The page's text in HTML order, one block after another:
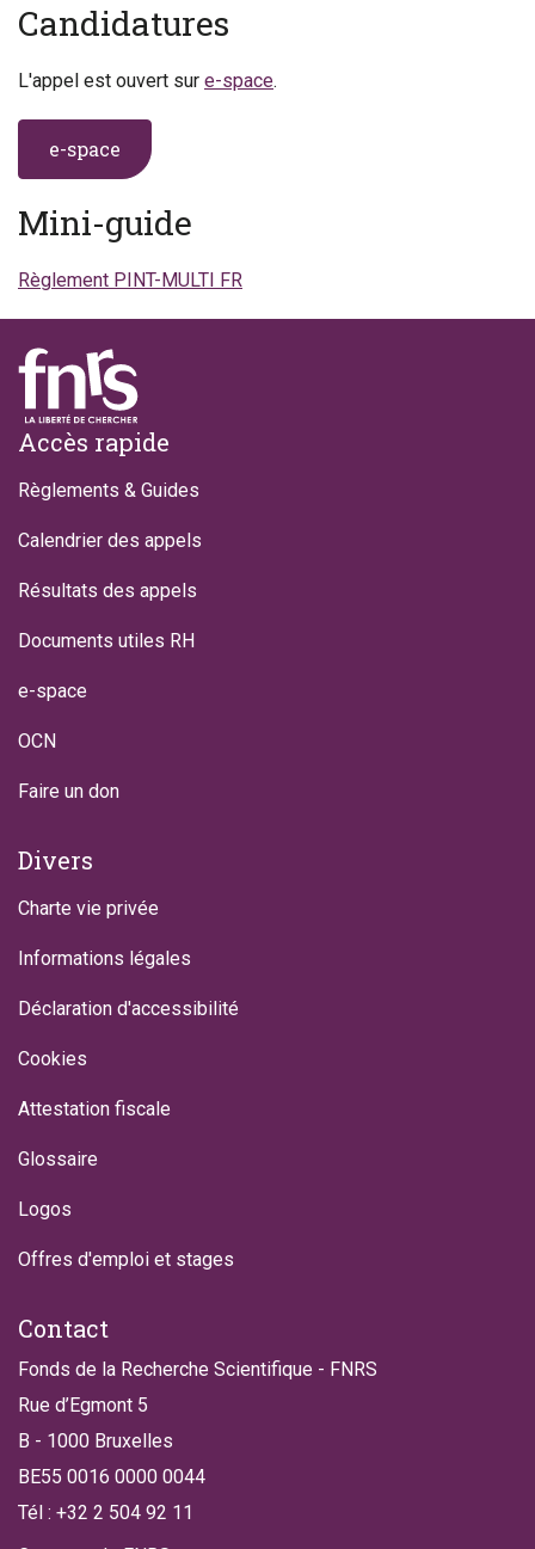
Candidatures
L'appel est ouvert sur e-space.
e-space
Mini-guide
Règlement PINT-MULTI FR
Footer
Accès rapide
Règlements & Guides
Calendrier des appels
Résultats des appels
Documents utiles RH
e-space
OCN
Faire un don
Divers
Charte vie privée
Informations légales
Déclaration d'accessibilité
Cookies
Attestation fiscale
Glossaire
Logos
Offres d'emploi et stages
Contact
Fonds de la Recherche Scientifique - FNRS
Rue d’Egmont 5
B - 1000 Bruxelles
BE55 0016 0000 0044
Tél : +32 2 504 92 11